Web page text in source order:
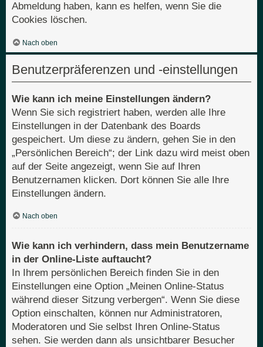
Abmeldung haben, kann es helfen, wenn Sie die
Cookies löschen.
Nach oben
Benutzerpräferenzen und -einstellungen
Wie kann ich meine Einstellungen ändern?
Wenn Sie sich registriert haben, werden alle Ihre
Einstellungen in der Datenbank des Boards
gespeichert. Um diese zu ändern, gehen Sie in den
„Persönlichen Bereich“; der Link dazu wird meist oben
auf der Seite angezeigt, wenn Sie auf Ihren
Benutzernamen klicken. Dort können Sie alle Ihre
Einstellungen ändern.
Nach oben
Wie kann ich verhindern, dass mein Benutzername
in der Online-Liste auftaucht?
In Ihrem persönlichen Bereich finden Sie in den
Einstellungen eine Option „Meinen Online-Status
während dieser Sitzung verbergen“. Wenn Sie diese
Option einschalten, können nur Administratoren,
Moderatoren und Sie selbst Ihren Online-Status
sehen. Sie werden dann als unsichtbarer Besucher